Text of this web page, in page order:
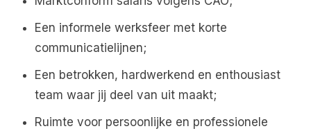
Een informele werksfeer met korte
communicatielijnen;
Een betrokken, hardwerkend en enthousiast
team waar jij deel van uit maakt;
Ruimte voor persoonlijke en professionele